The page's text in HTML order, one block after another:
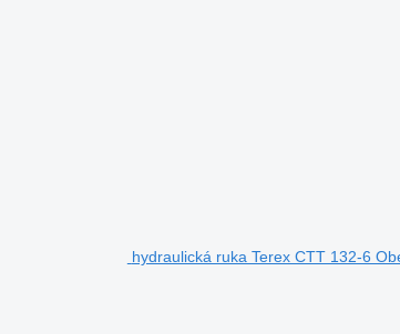
hydraulická ruka Terex CTT 132-6